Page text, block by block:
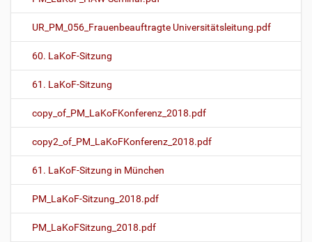
UR_PM_056_Frauenbeauftragte Universitätsleitung.pdf
60. LaKoF-Sitzung
61. LaKoF-Sitzung
copy_of_PM_LaKoFKonferenz_2018.pdf
copy2_of_PM_LaKoFKonferenz_2018.pdf
61. LaKoF-Sitzung in München
PM_LaKoF-Sitzung_2018.pdf
PM_LaKoFSitzung_2018.pdf